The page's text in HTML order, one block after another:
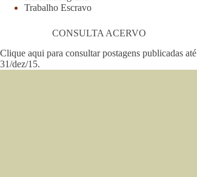
Trabalho Escravo
CONSULTA ACERVO
Clique aqui para consultar postagens publicadas até
31/dez/15.